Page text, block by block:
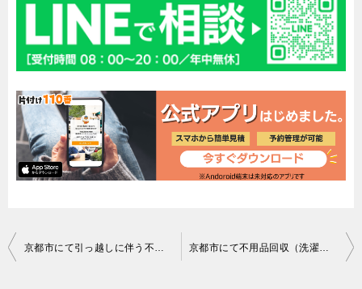
投
京都市にて引っ越しに伴う不用品回収ご依頼の匿名希望様の声 京都市にて不用品回収（洗濯機）ご依頼の匿名希望様の声